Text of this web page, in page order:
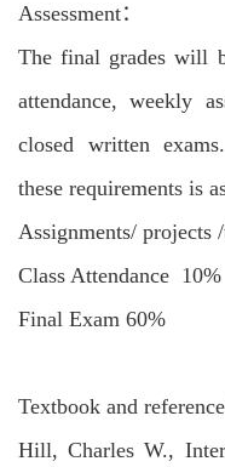
Assessment：
The final grades will
attendance, weekly
closed written
these requirements is
Assignments/ projects
Class Attendance 10%
Final Exam 60%
Textbook and reference
Hill, Charles W.,